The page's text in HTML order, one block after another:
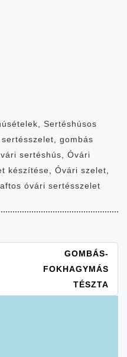
Sertéshúsos
gombás
sertéshús
Óvári
készítése Óvári szelet
óvári sertésszelet
GOMBÁS-
FOKHAGYMÁS
TÉSZTA